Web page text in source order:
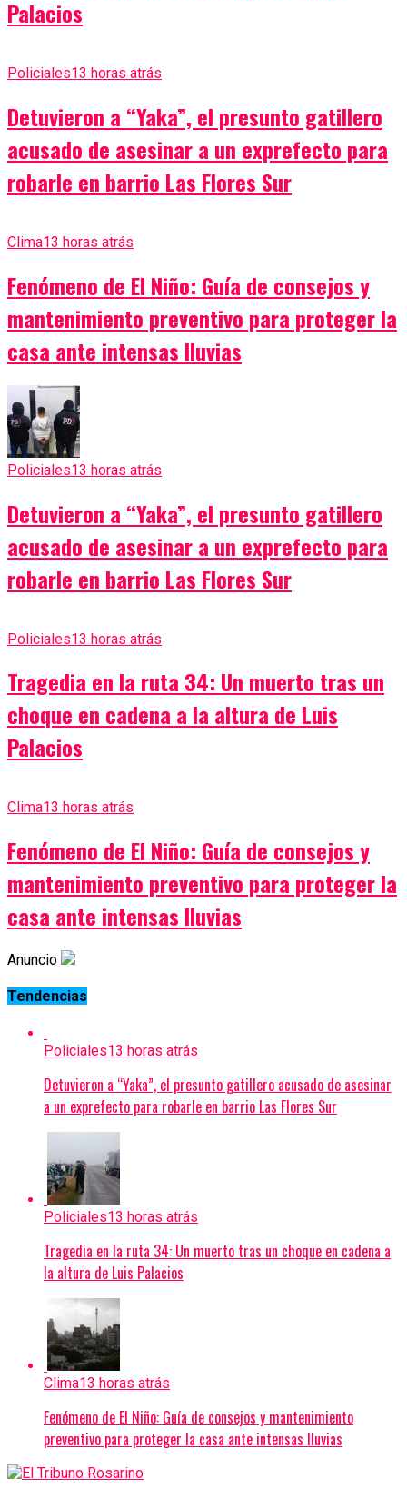
Palacios
Policiales13 horas atrás
Detuvieron a “Yaka”, el presunto gatillero
acusado de asesinar a un exprefecto para
robarle en barrio Las Flores Sur
Clima13 horas atrás
Fenómeno de El Niño: Guía de consejos y
mantenimiento preventivo para proteger la
casa ante intensas lluvias
Policiales13 horas atrás
Detuvieron a “Yaka”, el presunto gatillero
acusado de asesinar a un exprefecto para
robarle en barrio Las Flores Sur
Policiales13 horas atrás
Tragedia en la ruta 34: Un muerto tras un
choque en cadena a la altura de Luis
Palacios
Clima13 horas atrás
Fenómeno de El Niño: Guía de consejos y
mantenimiento preventivo para proteger la
casa ante intensas lluvias
Anuncio
Tendencias
Policiales13 horas atrás
Detuvieron a “Yaka”, el presunto gatillero acusado de asesinar
a un exprefecto para robarle en barrio Las Flores Sur
Policiales13 horas atrás
Tragedia en la ruta 34: Un muerto tras un choque en cadena a
la altura de Luis Palacios
Clima13 horas atrás
Fenómeno de El Niño: Guía de consejos y mantenimiento
preventivo para proteger la casa ante intensas lluvias